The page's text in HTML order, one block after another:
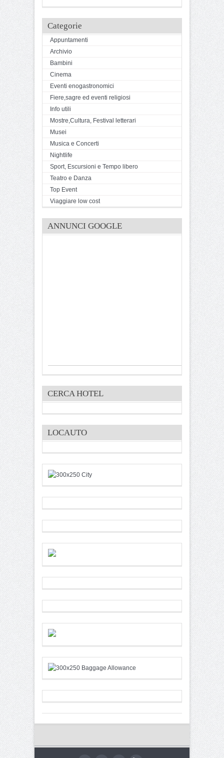
Categorie
Appuntamenti
Archivio
Bambini
Cinema
Eventi enogastronomici
Fiere,sagre ed eventi religiosi
Info utili
Mostre,Cultura, Festival letterari
Musei
Musica e Concerti
Nightlife
Sport, Escursioni e Tempo libero
Teatro e Danza
Top Event
Viaggiare low cost
ANNUNCI GOOGLE
CERCA HOTEL
LOCAUTO